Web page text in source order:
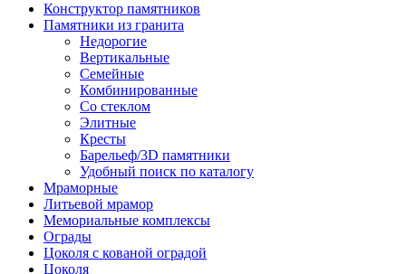
Конструктор памятников
Памятники из гранита
Недорогие
Вертикальные
Семейные
Комбинированные
Со стеклом
Элитные
Кресты
Барельеф/3D памятники
Удобный поиск по каталогу
Мраморные
Литьевой мрамор
Мемориальные комплексы
Ограды
Цоколя с кованой оградой
Цоколя